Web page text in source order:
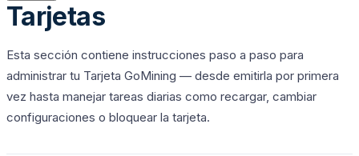
Tarjetas
Esta sección contiene instrucciones paso a paso para
administrar tu Tarjeta GoMining — desde emitirla por primera
vez hasta manejar tareas diarias como recargar, cambiar
configuraciones o bloquear la tarjeta.